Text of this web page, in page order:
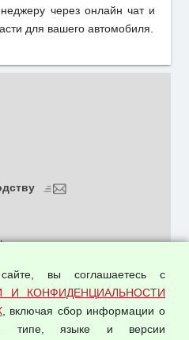
через онлайн чат и
для вашего автомобиля.
данных
вы соглашаетесь с
И КОНФИДЕНЦИАЛЬНОСТИ
, включая сбор информации о
типе, языке и версии